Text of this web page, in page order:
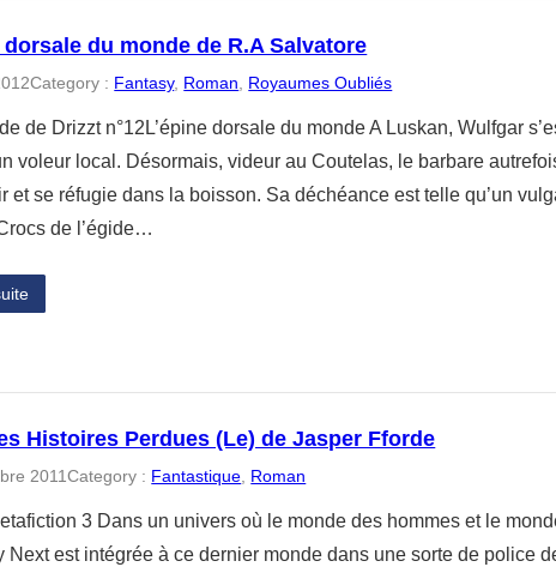
dorsale du monde de R.A Salvatore
Category : Fantasy, Roman Royaumes Oubliés
de Drizzt n°12L’épine dorsale du monde A Luskan, Wulfgar
voleur local. Désormais, videur au Coutelas, le barbare
et se réfugie dans la boisson. Sa déchéance est telle qu’un
de l’égide…
Histoires Perdues (Le) de Jasper Fforde
2011Category : Fantastique Roman
3 Dans un univers où le monde des hommes et le
Next est intégrée à ce dernier monde dans une sorte de police